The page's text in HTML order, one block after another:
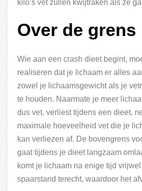
kilo’s vet zullen kwijtraken als ze
Over de grens
Wie aan een crash dieet begint,
realiseren dat je lichaam er alles
zowel je lichaamsgewicht als je
te houden. Naarmate je meer
dus vet, verliest tijdens een dieet,
maximale hoeveelheid vet die je
kan verliezen af. De bovengrens
gaat tijdens je dieet langzaam
komt je lichaam na enige tijd
spaarstand terecht, waardoor het